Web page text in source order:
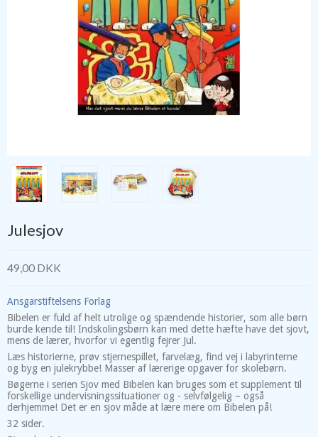
Julesjov
49,00 DKK
Ansgarstiftelsens Forlag
Bibelen er fuld af helt utrolige og spændende historier, som alle børn
burde kende til! Indskolingsbørn kan med dette hæfte have det sjovt,
mens de lærer, hvorfor vi egentlig fejrer Jul.
Læs historierne, prøv stjernespillet, farvelæg, find vej i labyrinterne
og byg en julekrybbe! Masser af lærerige opgaver for skolebørn.
Bøgerne i serien Sjov med Bibelen kan bruges som et supplement til
forskellige undervisningssituationer og - selvfølgelig – også
derhjemme! Det er en sjov måde at lære mere om Bibelen på!
32 sider.